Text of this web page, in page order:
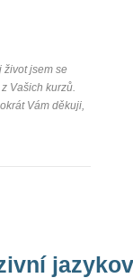
život jsem se
Vašich kurzů.
Vám děkuji,